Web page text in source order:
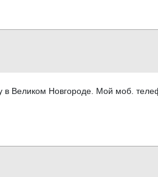
Великом Новгороде. Мой моб.